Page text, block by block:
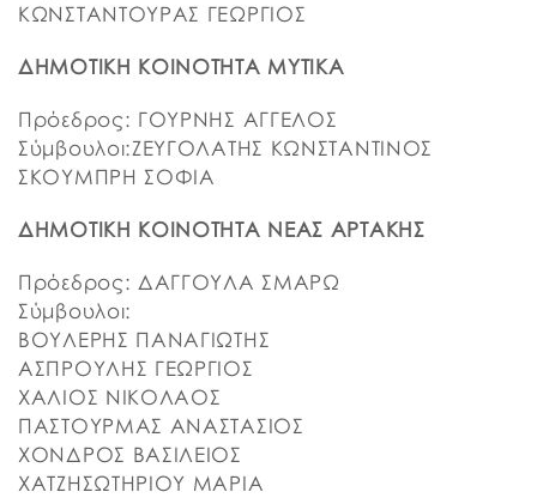
ΚΩΝΣΤΑΝΤΟΥΡΑΣ ΓΕΩΡΓΙΟΣ
ΔΗΜΟΤΙΚΗ ΚΟΙΝΟΤΗΤΑ ΜΥΤΙΚΑ
Πρόεδρος: ΓΟΥΡΝΗΣ ΑΓΓΕΛΟΣ
Σύμβουλοι:ΖΕΥΓΟΛΑΤΗΣ ΚΩΝΣΤΑΝΤΙΝΟΣ
ΣΚΟΥΜΠΡΗ ΣΟΦΙΑ
ΔΗΜΟΤΙΚΗ ΚΟΙΝΟΤΗΤΑ ΝΕΑΣ ΑΡΤΑΚΗΣ
Πρόεδρος: ΔΑΓΓΟΥΛΑ ΣΜΑΡΩ
Σύμβουλοι:
ΒΟΥΛΕΡΗΣ ΠΑΝΑΓΙΩΤΗΣ
ΑΣΠΡΟΥΛΗΣ ΓΕΩΡΓΙΟΣ
ΧΑΛΙΟΣ ΝΙΚΟΛΑΟΣ
ΠΑΣΤΟΥΡΜΑΣ ΑΝΑΣΤΑΣΙΟΣ
ΧΟΝΔΡΟΣ ΒΑΣΙΛΕΙΟΣ
ΧΑΤΖΗΣΩΤΗΡΙΟΥ ΜΑΡΙΑ